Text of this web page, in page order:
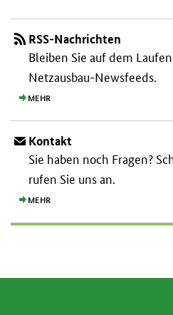
RSS-Nachrichten
Bleiben Sie auf dem
Netzausbau-Newsfeeds.
MEHR
Kontakt
Sie haben noch Fragen?
rufen Sie uns an.
MEHR